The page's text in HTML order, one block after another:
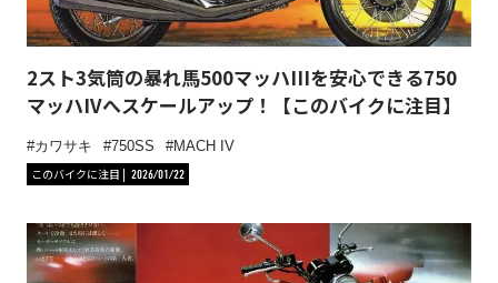
2スト3気筒の暴れ馬500マッハIIIを安心できる750
マッハIVへスケールアップ！【このバイクに注目】
カワサキ 750SS
MACH IV
このバイクに注目
2026/01/22